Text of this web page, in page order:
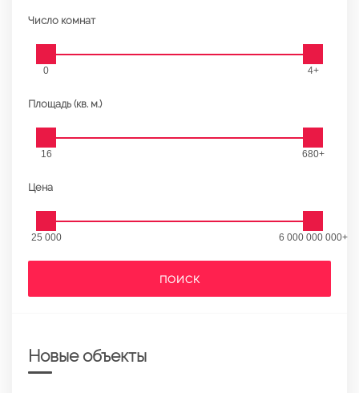
Число комнат
0 4+
Площадь (кв. м.)
16 680+
Цена
25 000 6 000 000 000+
ПОИСК
Новые объекты